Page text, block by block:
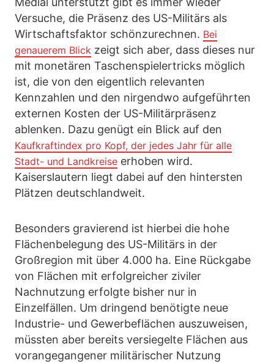
Versuche, die Präsenz des US-Militärs als
Wirtschaftsfaktor schönzurechnen. Bei
genauerem Blick zeigt sich aber, dass dieses nur
mit monetären Taschenspielertricks möglich
ist, die von den eigentlich relevanten
Kennzahlen und den nirgendwo aufgeführten
externen Kosten der US-Militärpräsenz
ablenken. Dazu genügt ein Blick auf den
Kaufkraftindex pro Kopf, der jedes Jahr für alle
Stadt- und Landkreise erhoben wird.
Kaiserslautern liegt dabei auf den hintersten
Plätzen deutschlandweit.
Besonders gravierend ist hierbei die hohe
Flächenbelegung des US-Militärs in der
Großregion mit über 4.000 ha. Eine Rückgabe
von Flächen mit erfolgreicher ziviler
Nachnutzung erfolgte bisher nur in
Einzelfällen. Um dringend benötigte neue
Industrie- und Gewerbeflächen auszuweisen,
müssten aber bereits versiegelte Flächen aus
vorangegangener militärischer Nutzung